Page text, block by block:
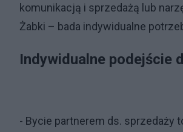
komunikacją i sprzedażą lub
Żabki – bada indywidualne
Indywidualne podejście
- Bycie partnerem ds. sprzedaży